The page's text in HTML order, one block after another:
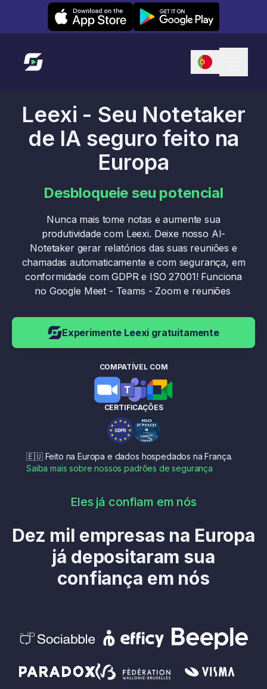
Leexi on iOS Leexi on Android
Link para a página inicial
Leexi - Seu Notetaker
de IA seguro feito na
Europa
Desbloqueie seu potencial
Nunca mais tome notas e aumente sua
produtividade com Leexi. Deixe nosso AI-
Notetaker gerar relatórios das suas reuniões e
chamadas automaticamente e com segurança, em
conformidade com GDPR e ISO 27001! Funciona
no Google Meet - Teams - Zoom e reuniões ​​
Experimente Leexi gratuitamente
COMPATÍVEL COM
CERTIFICAÇÕES
🇪🇺 Feito na Europa e dados hospedados na França.
Saiba mais sobre nossos padrões de segurança
Eles já confiam em nós
Dez mil empresas na Europa
já depositaram sua
confiança em nós